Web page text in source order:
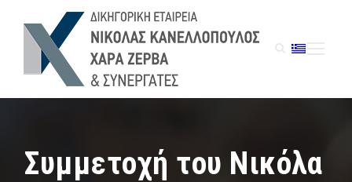
Συμμετοχή του Νικόλα